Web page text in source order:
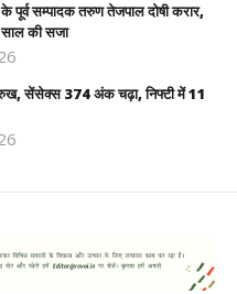
पूर्व सम्पादक तरुण तेजपाल दोषी करार,
साल की सजा
रुख, सेंसेक्स 374 अंक चढ़ा, निफ्टी में 11